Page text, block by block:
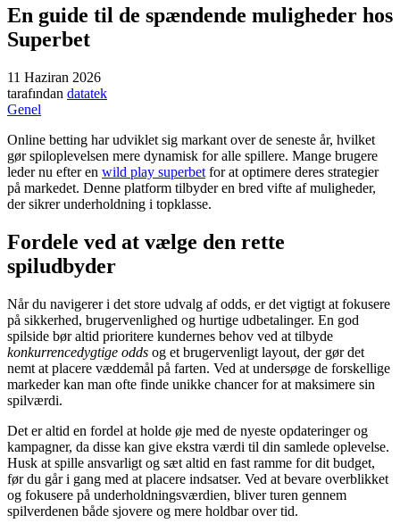
En guide til de spændende muligheder hos
Superbet
11 Haziran 2026
tarafından datatek
Genel
Online betting har udviklet sig markant over de seneste år, hvilket
gør spiloplevelsen mere dynamisk for alle spillere. Mange brugere
leder nu efter en wild play superbet for at optimere deres strategier
på markedet. Denne platform tilbyder en bred vifte af muligheder,
der sikrer underholdning i topklasse.
Fordele ved at vælge den rette
spiludbyder
Når du navigerer i det store udvalg af odds, er det vigtigt at fokusere
på sikkerhed, brugervenlighed og hurtige udbetalinger. En god
spilside bør altid prioritere kundernes behov ved at tilbyde
konkurrencedygtige odds og et brugervenligt layout, der gør det
nemt at placere væddemål på farten. Ved at undersøge de forskellige
markeder kan man ofte finde unikke chancer for at maksimere sin
spilværdi.
Det er altid en fordel at holde øje med de nyeste opdateringer og
kampagner, da disse kan give ekstra værdi til din samlede oplevelse.
Husk at spille ansvarligt og sæt altid en fast ramme for dit budget,
før du går i gang med at placere indsatser. Ved at bevare overblikket
og fokusere på underholdningsværdien, bliver turen gennem
spilverdenen både sjovere og mere holdbar over tid.